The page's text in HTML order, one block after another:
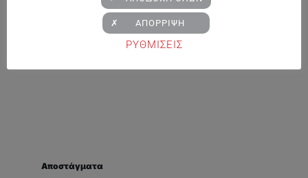
Αποστάγματα
ΡΥΘΜΙΣΕΙΣ
✗ ΑΠΟΡΡΙΨΗ